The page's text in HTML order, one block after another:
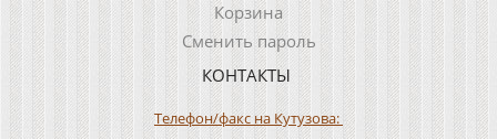
Корзина
Сменить пароль
КОНТАКТЫ
Телефон/факс на Кутузова: